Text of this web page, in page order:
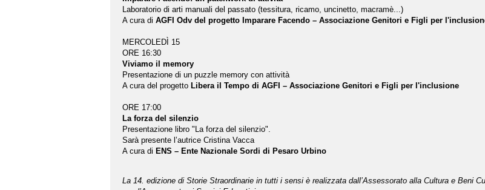
Laboratorio di arti manuali del passato (tessitura, ricamo, uncinetto, macramè...)
A cura di AGFI Odv del progetto Imparare Facendo – Associazione Genitori e Figli per
MERCOLEDÌ 15
ORE 16:30
Viviamo il memory
Presentazione di un puzzle memory con attività
A cura del progetto Libera il Tempo di AGFI – Associazione Genitori e Figli per l'inclusione
ORE 17:00
La forza del silenzio
Presentazione libro "La forza del silenzio".
Sarà presente l’autrice Cristina Vacca
A cura di ENS – Ente Nazionale Sordi di Pesaro Urbino
La 14. edizione di Storie Straordinarie in tutti i sensi è realizzata dall’Assessorato alla Cultura e Beni